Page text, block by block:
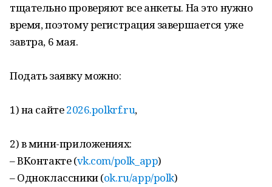
тщательно проверяют все анкеты. На это нужно
время, поэтому регистрация завершается уже
завтра, 6 мая.
Подать заявку можно:
1) на сайте2026.polkrf.ru,
2) в мини-приложениях:
– ВКонтакте (vk.com/polk_app)
– Одноклассники (ok.ru/app/polk)